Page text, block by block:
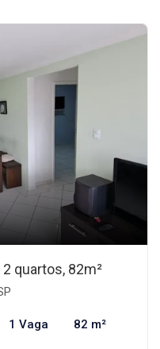
quartos, 82m²
1 Vaga 82 m²